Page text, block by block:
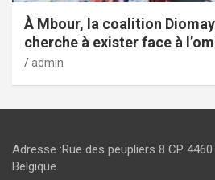
À Mbour, la coalition
cherche à exister face à
admin
Adresse :Rue des peupliers 8 CP
Belgique